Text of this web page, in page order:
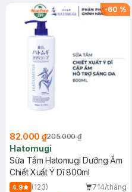
(SL có hạn)
-60 %
82.000 ₫205.000 ₫
Hatomugi
Sữa Tắm Hatomugi Dưỡng Ẩm
Chiết Xuất Ý Dĩ 800ml
4.9 (123)
714/tháng